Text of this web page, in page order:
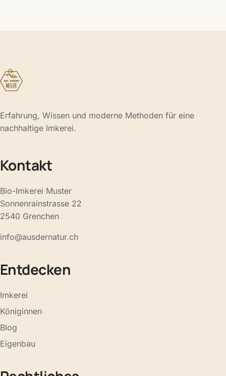
Erfahrung, Wissen und moderne Methoden für eine
nachhaltige Imkerei.
Kontakt
Bio-Imkerei Muster
Sonnenrainstrasse 22
2540 Grenchen
info@ausdernatur.ch
Entdecken
Imkerei
Königinnen
Blog
Eigenbau